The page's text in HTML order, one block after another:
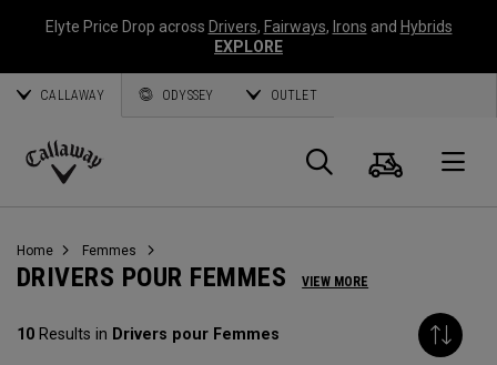
Elyte Price Drop across Drivers, Fairways, Irons and Hybrids
EXPLORE
CALLAWAY ODYSSEY OUTLET
Callaway
Panier
Home Femmes
DRIVERS POUR FEMMES VIEW MORE
10 Results in Drivers pour Femmes